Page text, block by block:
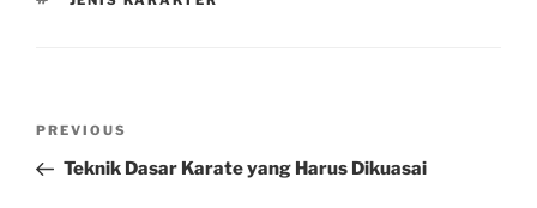
Previous
Post
PREVIOUS
Teknik Dasar Karate yang Harus Dikuasai